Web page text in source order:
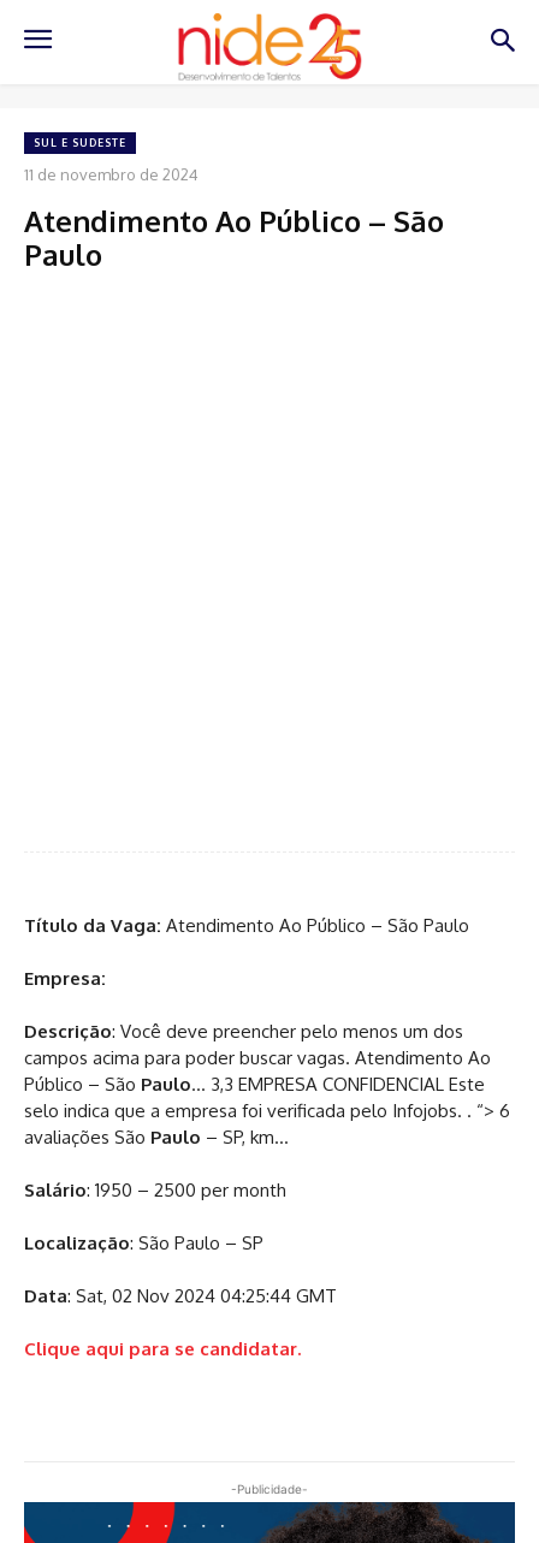
SUL E SUDESTE
11 de novembro de 2024
Atendimento Ao Público – São
Paulo
Título da Vaga: Atendimento Ao Público – São Paulo
Empresa:
Descrição: Você deve preencher pelo menos um dos
campos acima para poder buscar vagas. Atendimento Ao
Público – São Paulo… 3,3 EMPRESA CONFIDENCIAL Este
selo indica que a empresa foi verificada pelo Infojobs. . “> 6
avaliações São Paulo – SP, km…
Salário: 1950 – 2500 per month
Localização: São Paulo – SP
Data: Sat, 02 Nov 2024 04:25:44 GMT
Clique aqui para se candidatar.
-Publicidade-